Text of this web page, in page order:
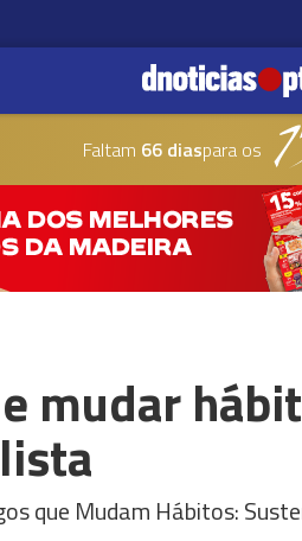
Faltam 66 diaspara os
mudar
que Mudam Hábitos: